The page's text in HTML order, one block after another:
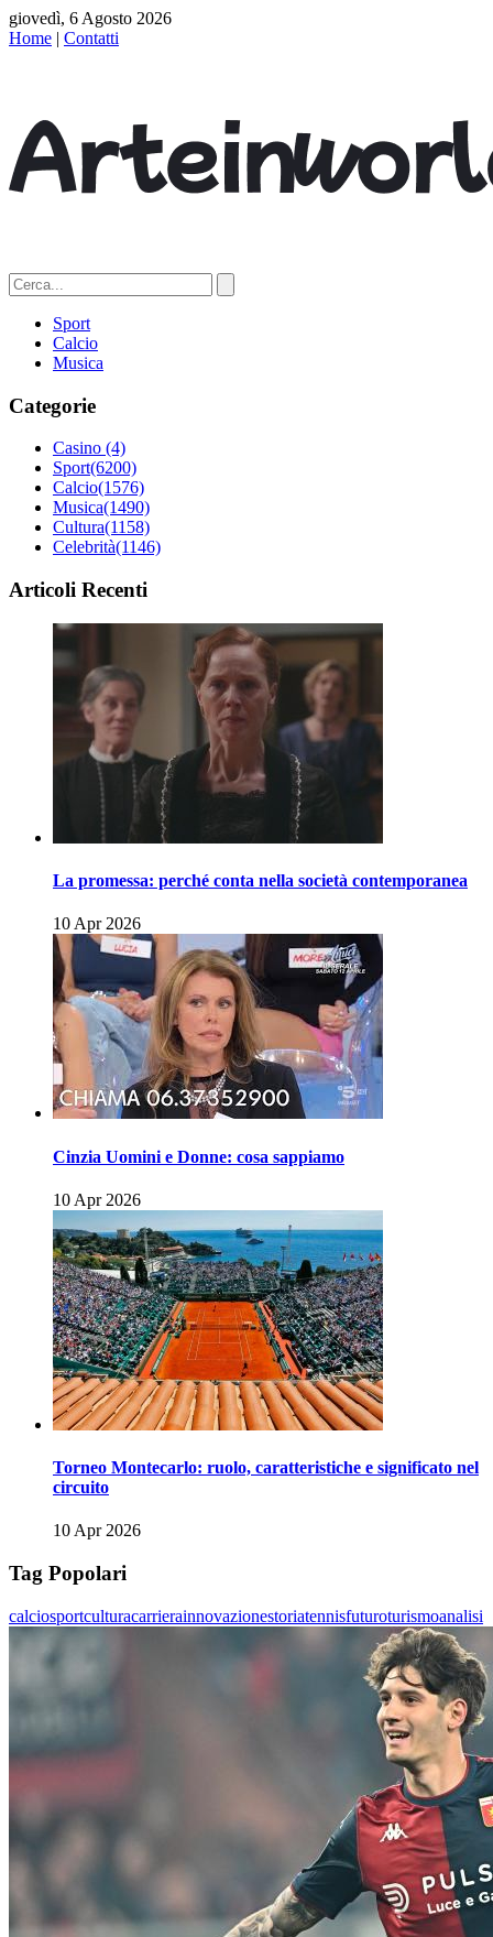
giovedì, 6 Agosto 2026
Home | Contatti
Sport
Calcio
Musica
Categorie
Casino (4)
Sport(6200)
Calcio(1576)
Musica(1490)
Cultura(1158)
Celebrità(1146)
Articoli Recenti
La promessa: perché conta nella società contemporanea
10 Apr 2026
Cinzia Uomini e Donne: cosa sappiamo
10 Apr 2026
Torneo Montecarlo: ruolo, caratteristiche e significato nel
circuito
10 Apr 2026
Tag Popolari
calciosportculturacarrierainnovazionestoriatennisfuturoturismoanalisi